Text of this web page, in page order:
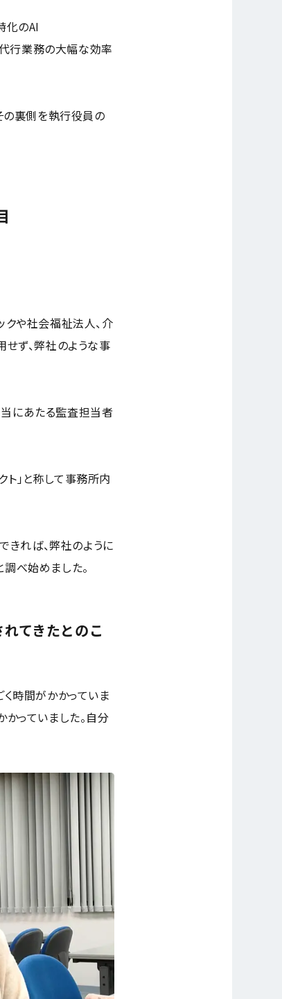
化のAI
行業務の大幅な効率
の裏側を執行役員の
クや社会福祉法人、介
ず、弊社のような事
にあたる監査担当者
」と称して事務所内
きれば、弊社のように
べ始めました。
てきたとのこ
時間がかかっていま
っていました。自分